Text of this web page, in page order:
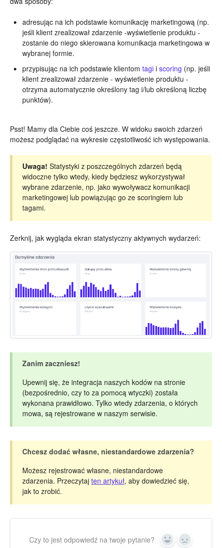
adresując na ich podstawie komunikację marketingową (np.
jeśli klient zrealizował zdarzenie -wyświetlenie produktu -
zostanie do niego skierowana komunikacja marketingowa w
wybranej formie.
przypisując na ich podstawie klientom tagi i scoring (np. jeśli
klient zrealizował zdarzenie - wyświetlenie produktu -
otrzyma automatycznie określony tag i/lub określoną liczbę
punktów).
Psst! Mamy dla Ciebie coś jeszcze. W widoku swoich zdarzeń
możesz podglądać na wykresie częstotliwość ich występowania.
Uwaga! Statystyki z poszczególnych zdarzeń będą
widoczne tylko wtedy, kiedy będziesz wykorzystywał
wybrane zdarzenie, np. jako wywoływacz komunikacji
marketingowej lub powiązując go ze scoringiem lub
tagami.
Zerknij, jak wygląda ekran statystyczny aktywnych wydarzeń:
Zanim zaczniesz!
Upewnij się, że integracja naszych kodów na stronie
(bezpośrednio, czy to za pomocą wtyczki) została
wykonana prawidłowo. Tylko wtedy zdarzenia, o których
mowa, są rejestrowane w naszym serwisie.
Chcesz dodać własne, niestandardowe zdarzenia?
Możesz rejestrować własne, niestandardowe
zdarzenia. Przeczytaj ten artykuł, aby dowiedzieć się,
jak to zrobić.
Czy to jest odpowiedź na twoje pytanie? Yes No